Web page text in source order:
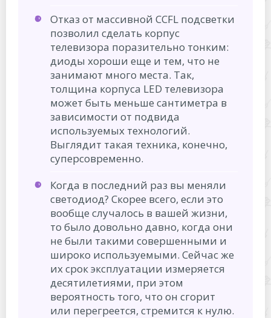
Отказ от массивной CCFL подсветки
позволил сделать корпус
телевизора поразительно тонким:
диоды хороши еще и тем, что не
занимают много места. Так,
толщина корпуса LED телевизора
может быть меньше сантиметра в
зависимости от подвида
используемых технологий.
Выглядит такая техника, конечно,
суперсовременно.
Когда в последний раз вы меняли
светодиод? Скорее всего, если это
вообще случалось в вашей жизни,
то было довольно давно, когда они
не были такими совершенными и
широко используемыми. Сейчас же
их срок эксплуатации измеряется
десятилетиями, при этом
вероятность того, что он сгорит
или перегреется, стремится к нулю.